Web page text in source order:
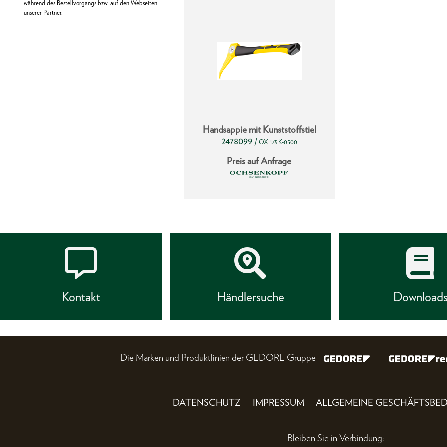
während des Bestellvorgangs bzw. auf den Webseiten
unserer Partner.
Handsappie mit Kunststoffstiel
2478099 / OX 173 K-0500
Preis auf Anfrage
Kontakt Händlersuche Downloads
Die Marken und Produktlinien der GEDORE Gruppe
DATENSCHUTZ IMPRESSUM ALLGEMEINE
Bleiben Sie in Verbindung: